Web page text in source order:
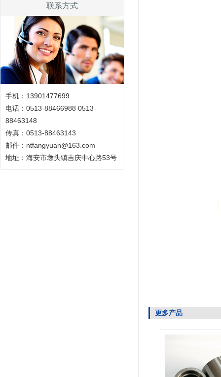
联系方式
手机：13901477699
电话：0513-88466988 0513-
88463148
传真：0513-88463143
邮件：ntfangyuan@163.com
地址：海安市墩头镇吉庆中心路53号
更多产品